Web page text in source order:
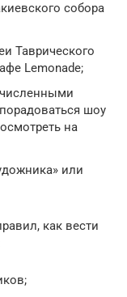
собора
Таврического
Lemonade;
шоу
на
или
как вести